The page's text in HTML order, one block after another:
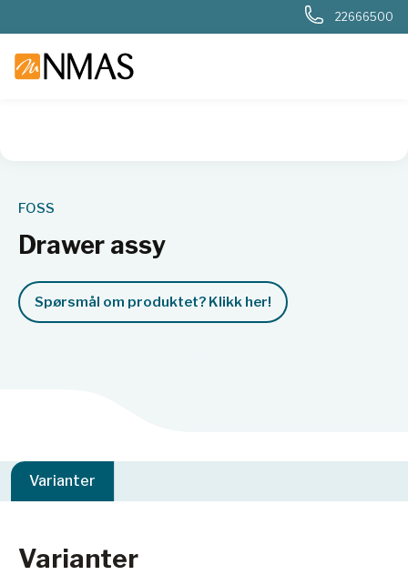
22666500
FOSS
Drawer assy
Spørsmål om produktet? Klikk her!
Varianter
Varianter